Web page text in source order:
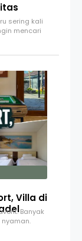
sering kali
mencari
Villa di
Banyak